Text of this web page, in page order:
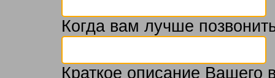
Когда вам лучше
Краткое описание Вашего